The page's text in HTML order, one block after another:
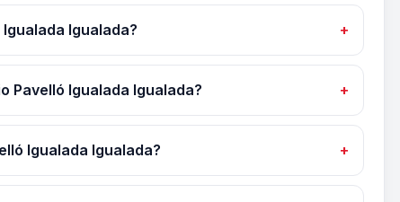
Igualada?
Pavelló Igualada Igualada?
Igualada Igualada?